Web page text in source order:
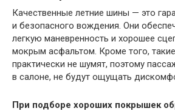
Качественные летние шины — это
и безопасного вождения. Они
легкую маневренность и хорошее
мокрым асфальтом. Кроме того,
практически не шумят, поэтому
в салоне, не будут ощущать
При подборе хороших покрышек